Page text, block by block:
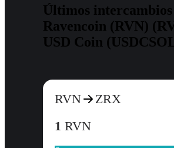
Últimos intercambios
Ravencoin (RVN)
USD Coin
RVN
ZRX
1 RVN